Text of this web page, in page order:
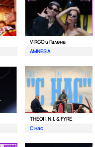
V:RGO и Галена
AMNESIA
THEO| I.N.I. & FYRE
С нас